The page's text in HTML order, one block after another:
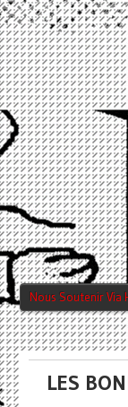
Nous Soutenir Via
LES